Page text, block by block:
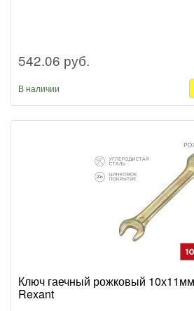
542.06 руб.
В наличии
Ключ гаечный рожковый
Rexant